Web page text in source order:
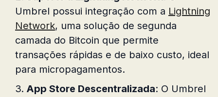
Umbrel possui integração com a Lightning
Network, uma solução de segunda
camada do Bitcoin que permite
transações rápidas e de baixo custo, ideal
para micropagamentos.
App Store Descentralizada: O Umbrel